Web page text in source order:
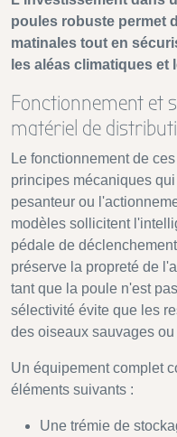
poules robuste permet
matinales tout en
les aléas climatiques
Fonctionnement et
matériel de
Le fonctionnement de
principes mécaniques
pesanteur ou
modèles sollicitent
pédale de
préserve la propreté de
tant que la poule n'est
sélectivité évite que les
des oiseaux sauvages
Un équipement complet
éléments suivants :
Une trémie de